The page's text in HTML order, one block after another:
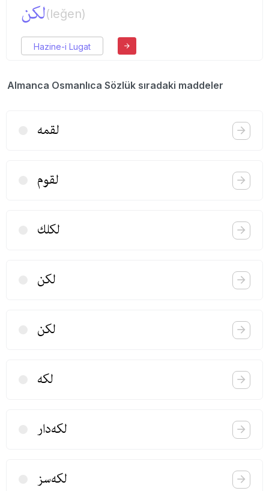
لكن(leğen)
Hazine-i Lugat
Almanca Osmanlıca Sözlük sıradaki maddeler
لقمه
لقوم
لكلك
لكن
لكن
لكه
لكه‌دار
لكه‌سز